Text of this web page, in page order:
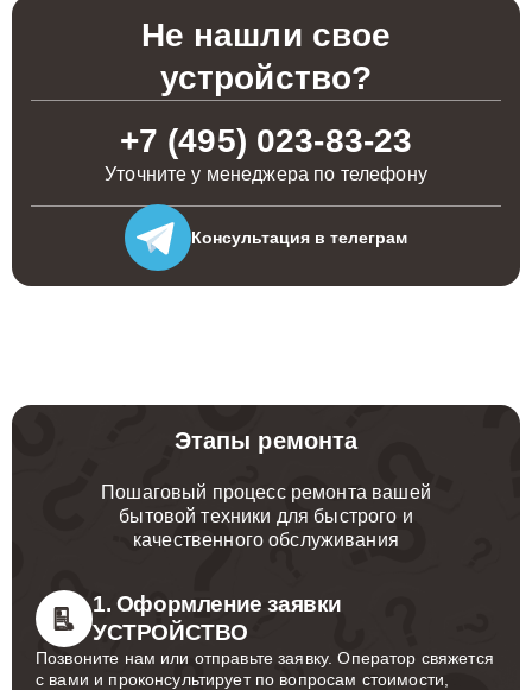
Не нашли свое
устройство?
+7 (495) 023-83-23
Уточните у менеджера по телефону
Консультация в телеграм
Этапы ремонта
Пошаговый процесс ремонта вашей
бытовой техники для быстрого и
качественного обслуживания
1. Оформление заявки
УСТРОЙСТВО
Позвоните нам или отправьте заявку. Оператор свяжется
с вами и проконсультирует по вопросам стоимости,